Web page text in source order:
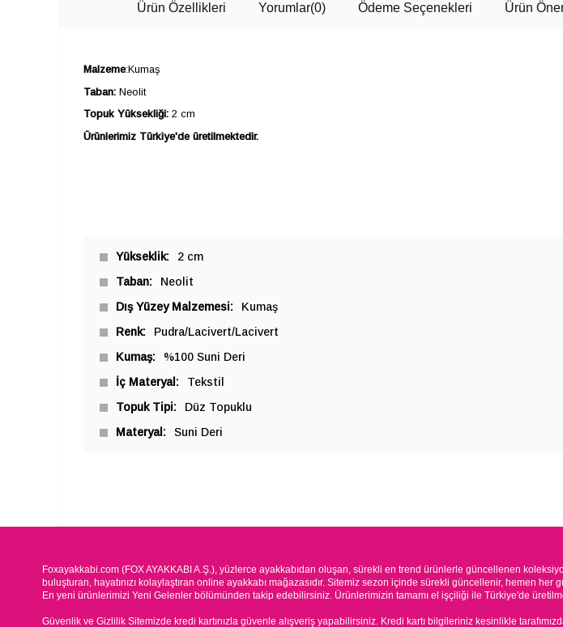
Ürün Özellikleri Yorumlar(0) Ödeme Seçenekleri Ürün
Malzeme:Kumaş
Taban: Neolit
Topuk Yüksekliği: 2 cm
Ürünlerimiz Türkiye'de üretilmektedir.
Yükseklik
2 cm
Taban
Neolit
Dış Yüzey Malzemesi
Kumaş
Renk
Pudra/Lacivert/Lacivert
Kumaş
%100 Suni Deri
İç Materyal
Tekstil
Topuk Tipi
Düz Topuklu
Materyal
Suni Deri
Foxayakkabi.com (FOX AYAKKABI A.Ş.), yüzlerce ayakkabıdan oluşan, sürekli en trend ürünlerle güncellenen
buluşturan, hayatınızı kolaylaştıran online ayakkabı mağazasıdır. Sitemiz sezon içinde sürekli güncellenir, hemen her
En yeni ürünlerimizi Yeni Gelenler bölümünden takip edebilirsiniz. Ürünlerimizin tamamı el işçiliği ile Türkiye'de
Güvenlik ve Gizlilik Sitemizde kredi kartınızla güvenle alışveriş yapabilirsiniz. Kredi kartı bilgileriniz kesinlikle